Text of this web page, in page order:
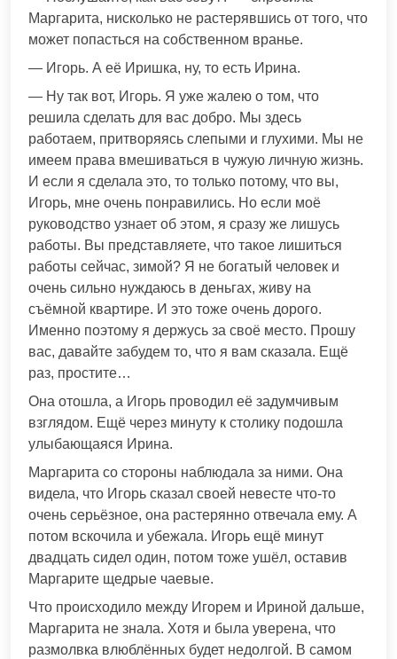
Маргарита, нисколько не растерявшись от того, что
может попасться на собственном вранье.
— Игорь. А её Иришка, ну, то есть Ирина.
— Ну так вот, Игорь. Я уже жалею о том, что
решила сделать для вас добро. Мы здесь
работаем, притворяясь слепыми и глухими. Мы не
имеем права вмешиваться в чужую личную жизнь.
И если я сделала это, то только потому, что вы,
Игорь, мне очень понравились. Но если моё
руководство узнает об этом, я сразу же лишусь
работы. Вы представляете, что такое лишиться
работы сейчас, зимой? Я не богатый человек и
очень сильно нуждаюсь в деньгах, живу на
съёмной квартире. И это тоже очень дорого.
Именно поэтому я держусь за своё место. Прошу
вас, давайте забудем то, что я вам сказала. Ещё
раз, простите…
Она отошла, а Игорь проводил её задумчивым
взглядом. Ещё через минуту к столику подошла
улыбающаяся Ирина.
Маргарита со стороны наблюдала за ними. Она
видела, что Игорь сказал своей невесте что-то
очень серьёзное, она растерянно отвечала ему. А
потом вскочила и убежала. Игорь ещё минут
двадцать сидел один, потом тоже ушёл, оставив
Маргарите щедрые чаевые.
Что происходило между Игорем и Ириной дальше,
Маргарита не знала. Хотя и была уверена, что
размолвка влюблённых будет недолгой. В самом